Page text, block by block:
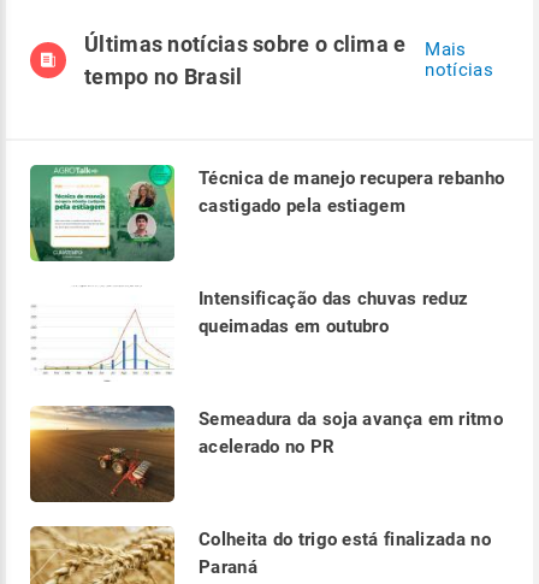
Últimas notícias sobre o clima e
tempo no Brasil
Mais
notícias
Técnica de manejo recupera rebanho
castigado pela estiagem
Intensificação das chuvas reduz
queimadas em outubro
Semeadura da soja avança em ritmo
acelerado no PR
Colheita do trigo está finalizada no
Paraná